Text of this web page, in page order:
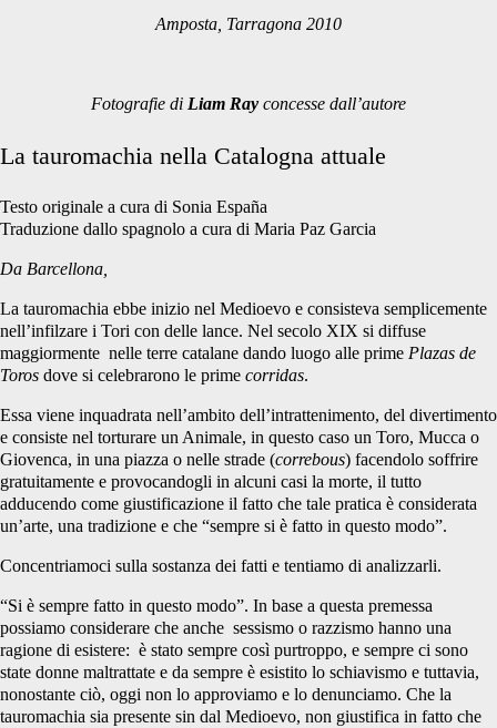
Amposta, Tarragona 2010
Fotografie di Liam Ray concesse dall’autore
La tauromachia nella Catalogna attuale
Testo originale a cura di Sonia España
Traduzione dallo spagnolo a cura di Maria Paz Garcia
Da Barcellona,
La tauromachia ebbe inizio nel Medioevo e consisteva semplicemente
nell’infilzare i Tori con delle lance. Nel secolo XIX si diffuse
maggiormente nelle terre catalane dando luogo alle prime Plazas de
Toros dove si celebrarono le prime corridas.
Essa viene inquadrata nell’ambito dell’intrattenimento, del divertimento
e consiste nel torturare un Animale, in questo caso un Toro, Mucca o
Giovenca, in una piazza o nelle strade (correbous) facendolo soffrire
gratuitamente e provocandogli in alcuni casi la morte, il tutto
adducendo come giustificazione il fatto che tale pratica è considerata
un’arte, una tradizione e che “sempre si è fatto in questo modo”.
Concentriamoci sulla sostanza dei fatti e tentiamo di analizzarli.
“Si è sempre fatto in questo modo”. In base a questa premessa
possiamo considerare che anche sessismo o razzismo hanno una
ragione di esistere: è stato sempre così purtroppo, e sempre ci sono
state donne maltrattate e da sempre è esistito lo schiavismo e tuttavia,
nonostante ciò, oggi non lo approviamo e lo denunciamo. Che la
tauromachia sia presente sin dal Medioevo, non giustifica in fatto che